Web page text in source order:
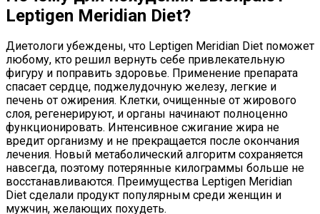
Leptigen Meridian Diet?
Диетологи убеждены, что Leptigen Meridian Diet поможет
любому, кто решил вернуть себе привлекательную
фигуру и поправить здоровье. Применение препарата
спасает сердце, поджелудочную железу, легкие и
печень от ожирения. Клетки, очищенные от жирового
слоя, регенерируют, и органы начинают полноценно
функционировать. Интенсивное сжигание жира не
вредит организму и не прекращается после окончания
лечения. Новый метаболический алгоритм сохраняется
навсегда, поэтому потерянные килограммы больше не
восстанавливаются. Преимущества Leptigen Meridian
Diet сделали продукт популярным среди женщин и
мужчин, желающих похудеть.